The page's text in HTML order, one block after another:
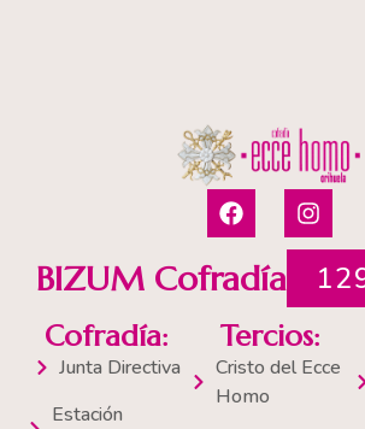
F
a
c
e
b
o
o
k
I
n
s
r
a
BIZUM Cofradía
Cofradía:
Junta Directiva
Estación
Tercios:
Cristo del Ecce
Homo